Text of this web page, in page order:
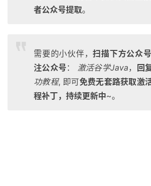
者公众号提取。
需要的小伙伴，扫描下方公众
注公众号 ： 激活谷学Java， 回
功教程, 即可免费无套路获取激
程补丁，持续更新中~。